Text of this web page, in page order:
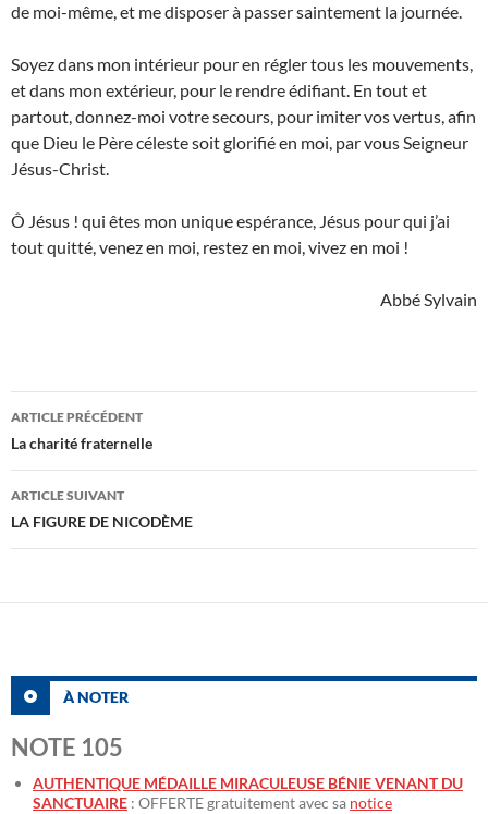
de moi-même, et me disposer à passer saintement la journée.
Soyez dans mon intérieur pour en régler tous les mouvements,
et dans mon extérieur, pour le rendre édifiant. En tout et
partout, donnez-moi votre secours, pour imiter vos vertus, afin
que Dieu le Père céleste soit glorifié en moi, par vous Seigneur
Jésus-Christ.
Ô Jésus ! qui êtes mon unique espérance, Jésus pour qui j’ai
tout quitté, venez en moi, restez en moi, vivez en moi !
Abbé Sylvain
Navigation
des
articles
ARTICLE PRÉCÉDENT
La charité fraternelle
ARTICLE SUIVANT
LA FIGURE DE NICODÈME
À NOTER
NOTE 105
AUTHENTIQUE MÉDAILLE MIRACULEUSE BÉNIE VENANT DU
SANCTUAIRE : OFFERTE gratuitement avec sa notice